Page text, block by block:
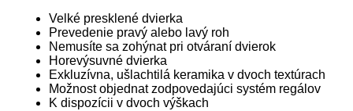
Velké presklené dvierka
Prevedenie pravý alebo lavý roh
Nemusíte sa zohýnat pri otváraní dvierok
Horevýsuvné dvierka
Exkluzívna, ušlachtilá keramika v dvoch textúrach
Možnost objednat zodpovedajúci systém regálov
K dispozícii v dvoch výškach